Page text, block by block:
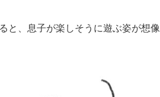
と、息子が楽しそうに遊ぶ姿が想像